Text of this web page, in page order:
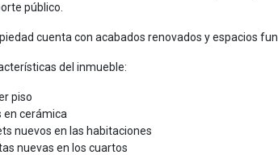
público.
cuenta con acabados renovados y espacios
del inmueble:
piso
en cerámica
nuevos en las habitaciones
nuevas en los cuartos